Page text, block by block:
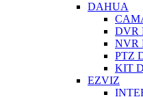
DAHUA
DVR
NVR
PTZ
KIT
EZVIZ